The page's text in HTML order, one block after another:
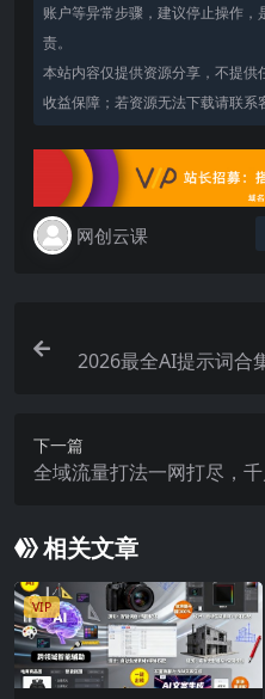
账户等异常步骤，建议停止操作
责。
本站内容仅提供资源分享，不提
收益保障；若资源无法下载请联
网创云课
2026最全AI提示词合
下一篇
全域流量打法一网打尽，
相关文章
VIP